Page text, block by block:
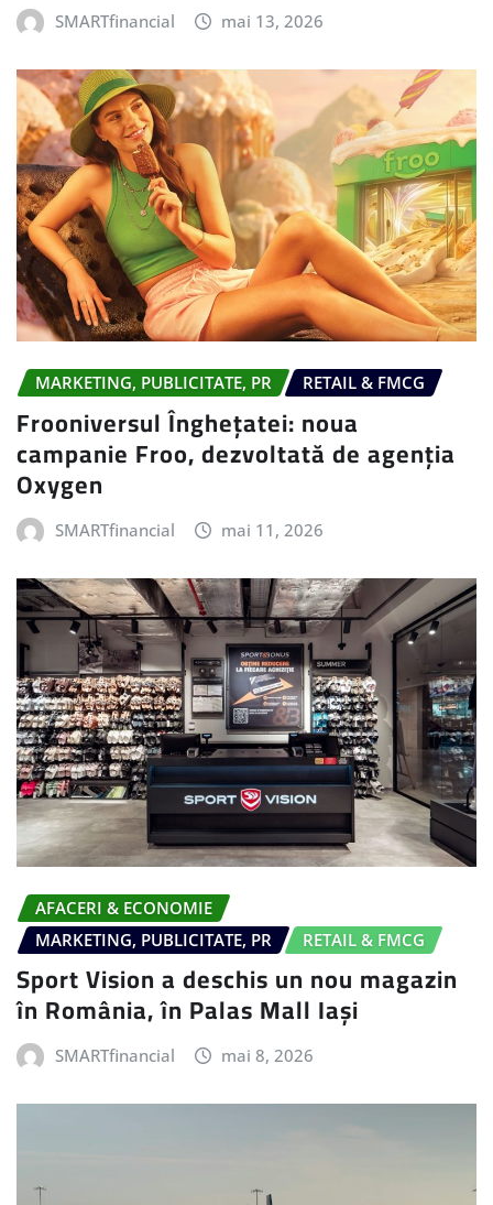
SMARTfinancial mai 13, 2026
MARKETING, PUBLICITATE, PR RETAIL & FMCG
Frooniversul Înghețatei: noua
campanie Froo, dezvoltată de agenția
Oxygen
SMARTfinancial mai 11, 2026
AFACERI & ECONOMIE
MARKETING, PUBLICITATE, PR
RETAIL & FMCG
Sport Vision a deschis un nou magazin
în România, în Palas Mall Iași
SMARTfinancial mai 8, 2026